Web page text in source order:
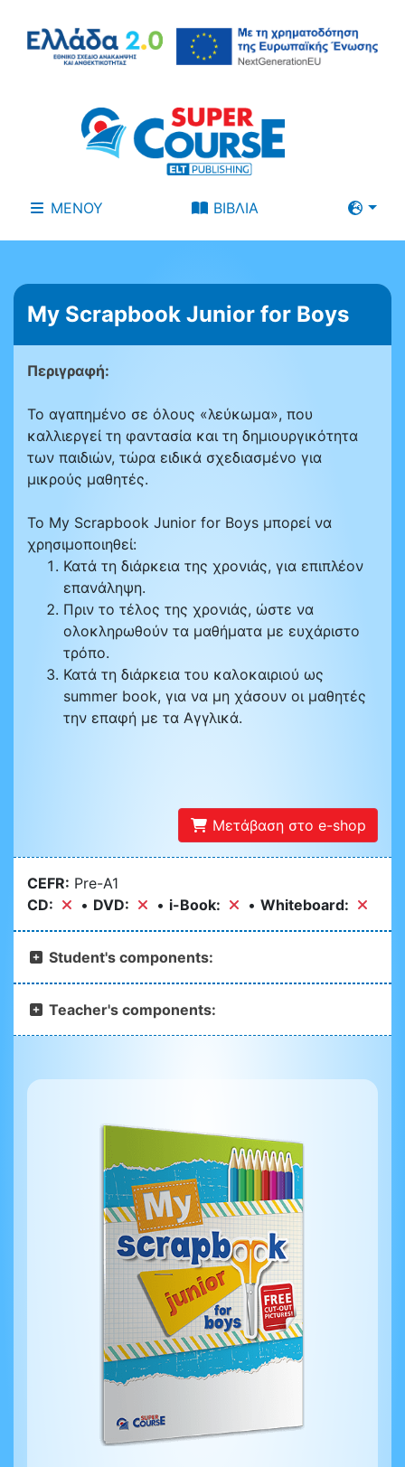
ΜΕΝΟΥ ΒΙΒΛΙΑ
My Scrapbook Junior for Boys
Περιγραφή:
Το αγαπημένο σε όλους «λεύκωμα», που
καλλιεργεί τη φαντασία και τη δημιουργικότητα
των παιδιών, τώρα ειδικά σχεδιασμένο για
μικρούς μαθητές.
Το My Scrapbook Junior for Boys μπορεί να
χρησιμοποιηθεί:
Κατά τη διάρκεια της χρονιάς, για επιπλέον
επανάληψη.
Πριν το τέλος της χρονιάς, ώστε να
ολοκληρωθούν τα μαθήματα με ευχάριστο
τρόπο.
Κατά τη διάρκεια του καλοκαιριού ως
summer book, για να μη χάσουν οι μαθητές
την επαφή με τα Αγγλικά.
Μετάβαση στο e-shop
CEFR: Pre-A1
CD:
• DVD: • i-Book: • Whiteboard:
Student's components:
Teacher's components: